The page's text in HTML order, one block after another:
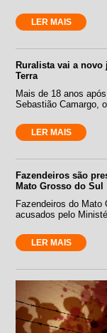
LER MAIS
Ruralista vai a novo
Terra
Mais de 18 anos
Sebastião Camargo,
LER MAIS
Fazendeiros são
Mato Grosso do Sul
Fazendeiros do Mato
acusados pelo
LER MAIS